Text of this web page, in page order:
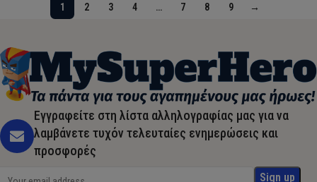
1 2 3 4 … 7 8 9 →
Εγγραφείτε στη λίστα αλληλογραφίας μας για να
λαμβάνετε τυχόν τελευταίες ενημερώσεις και
προσφορές